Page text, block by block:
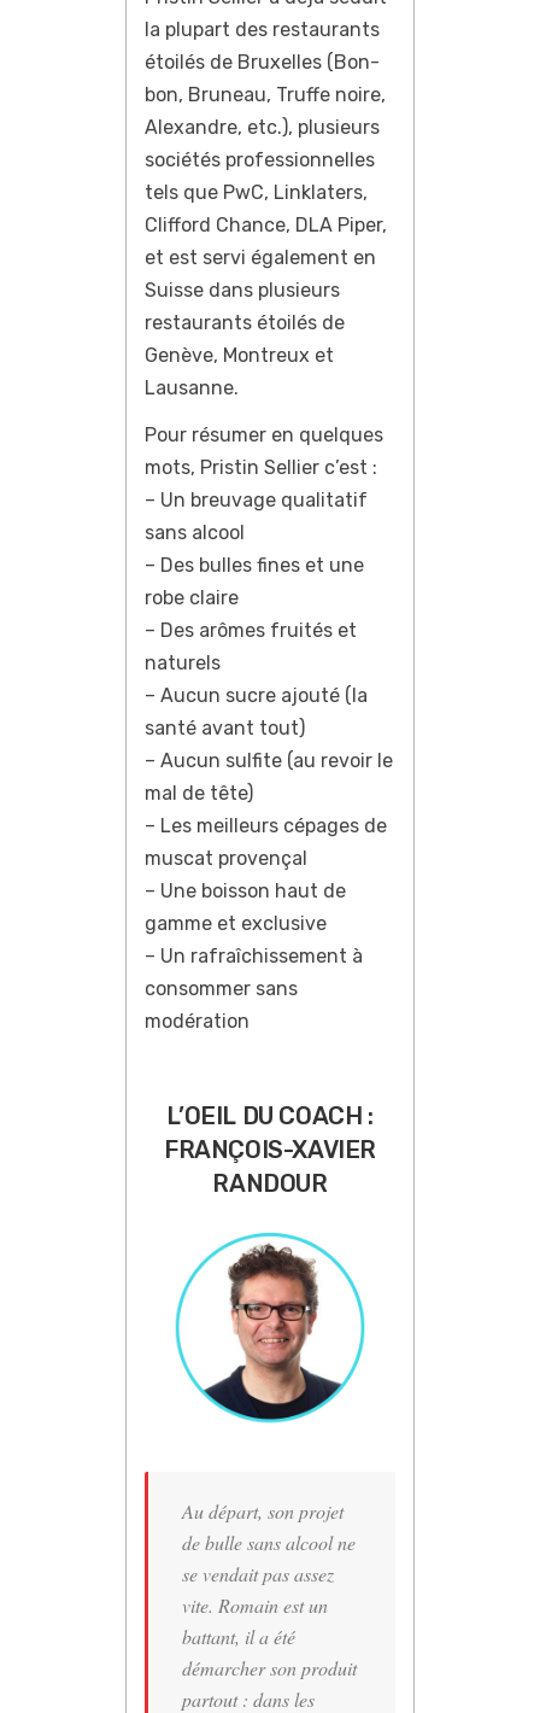
la plupart des restaurants
étoilés de Bruxelles (Bon-
bon, Bruneau, Truffe noire,
Alexandre, etc.), plusieurs
sociétés professionnelles
tels que PwC, Linklaters,
Clifford Chance, DLA Piper,
et est servi également en
Suisse dans plusieurs
restaurants étoilés de
Genève, Montreux et
Lausanne.
Pour résumer en quelques
mots, Pristin Sellier c’est :
– Un breuvage qualitatif
sans alcool
– Des bulles fines et une
robe claire
– Des arômes fruités et
naturels
– Aucun sucre ajouté (la
santé avant tout)
– Aucun sulfite (au revoir le
mal de tête)
– Les meilleurs cépages de
muscat provençal
– Une boisson haut de
gamme et exclusive
– Un rafraîchissement à
consommer sans
modération
L’OEIL DU COACH :
FRANÇOIS-XAVIER
RANDOUR
Au départ, son projet
de bulle sans alcool ne
se vendait pas assez
vite. Romain est un
battant, il a été
démarcher son produit
partout : dans les